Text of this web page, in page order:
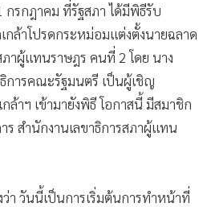
กรกฎาคม ที่รัฐสภา ได้มีพิธีรับ
กล้าโปรดกระหม่อมแต่งตั้งนายฉลาด
าผู้แทนราษฎร คนที่ 2 โดย นาง
การคณะรัฐมนตรี เป็นผู้เชิญ
ล้าฯ เข้ามายังพิธี โอกาสนี้ มีสมาชิก
สำนักงานเลขาธิการสภาผู้แทน
า วันนี้เป็นการเริ่มต้นการทำหน้าที่